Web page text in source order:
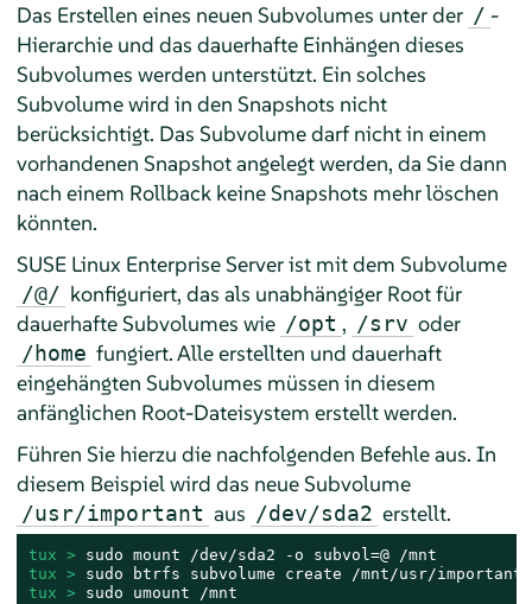
Das Erstellen eines neuen Subvolumes unter der / -
Hierarchie und das dauerhafte Einhängen dieses
Subvolumes werden unterstützt. Ein solches
Subvolume wird in den Snapshots nicht
berücksichtigt. Das Subvolume darf nicht in einem
vorhandenen Snapshot angelegt werden, da Sie dann
nach einem Rollback keine Snapshots mehr löschen
könnten.
SUSE Linux Enterprise Serverist mit dem Subvolume
/@/ konfiguriert, das als unabhängiger Root für
dauerhafte Subvolumes wie /opt , /srv oder
/home fungiert. Alle erstellten und dauerhaft
eingehängten Subvolumes müssen in diesem
anfänglichen Root-Dateisystem erstellt werden.
Führen Sie hierzu die nachfolgenden Befehle aus. In
diesem Beispiel wird das neue Subvolume
/usr/important aus /dev/sda2 erstellt.
tux >
tux >
tux > sudo umount /mnt